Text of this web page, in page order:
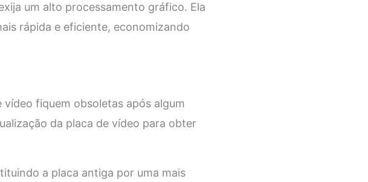
um alto processamento gráfico. Ela
rápida e eficiente, economizando
fiquem obsoletas após algum
da placa de vídeo para obter
a placa antiga por uma mais